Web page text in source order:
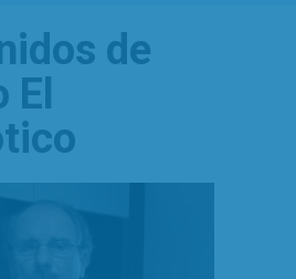
de